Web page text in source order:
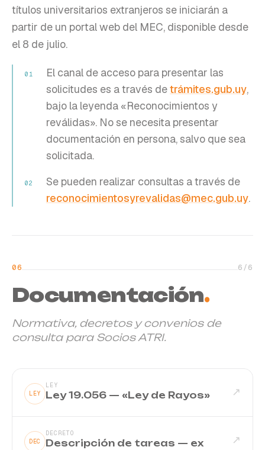
títulos universitarios extranjeros se iniciarán a
partir de un portal web del MEC, disponible desde
el 8 de julio.
0 1
El canal de acceso para presentar las
solicitudes es a través detrámites.gub.uy,
bajo la leyenda «Reconocimientos y
reválidas». No se necesita presentar
documentación en persona, salvo que sea
solicitada.
02
Se pueden realizar consultas a través de
reconocimientosyrevalidas@mec.gub.uy.
06 6 /6
Documentación.
Normativa, decretos y convenios de
consulta para Socios ATRI.
LEY
LEY
Ley 19.056 — «Ley de Rayos» ↗
DEC
DECRETO
Descripción de tareas — ex
↗